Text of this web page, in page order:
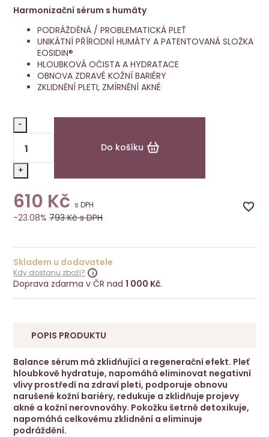
Harmonizační sérum s humáty
PODRÁŽDĚNÁ / PROBLEMATICKÁ PLEŤ
UNIKÁTNÍ PŘÍRODNÍ HUMÁTY A PATENTOVANÁ SLOŽKA
EOSIDIN®
HLOUBKOVÁ OČISTA A HYDRATACE
OBNOVA ZDRAVÉ KOŽNÍ BARIÉRY
ZKLIDNĚNÍ PLETI, ZMÍRNĚNÍ AKNÉ
-
+
Do košíku
610 Kčs DPH
-23.08% 793Kč s DPH
Skladem u dodavatele
Kdy dostanu zboží?
Doprava zdarma v ČR nad1 000 Kč.
POPIS PRODUKTU
Balance sérum má zklidňující a regenerační efekt. Pleť
hloubkově hydratuje, napomáhá eliminovat negativní
vlivy prostředí na zdraví pleti, podporuje obnovu
narušené kožní bariéry, redukuje a zklidňuje projevy
akné a kožní nerovnováhy. Pokožku šetrně detoxikuje,
napomáhá celkovému zklidnění a eliminuje
podráždění.